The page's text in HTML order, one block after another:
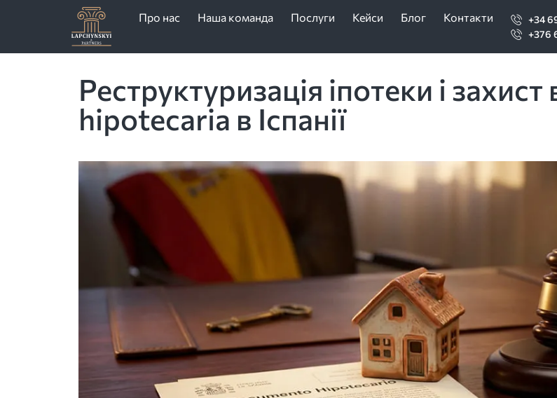
Про нас Наша команда Послуги Кейси Блог Контакти
+34
+376
Реструктуризація іпотеки і
hipotecaria в Іспанії